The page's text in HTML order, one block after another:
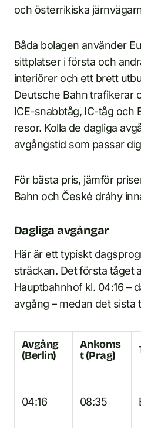
och österrikiska
Båda bolagen använder
sittplatser i första och
interiörer och ett brett
Deutsche Bahn trafikerar
ICE-snabbtåg, IC-tåg och
resor. Kolla de dagliga
avgångstid som passar
För bästa pris, jämför
Bahn och České dráhy
Dagliga avgångar
Här är ett typiskt
sträckan. Det första tåget
Hauptbahnhof kl. 04:16 –
avgång – medan det sista
Avgång
(Berlin)
Ankoms
t (Prag)
04:16 08:35